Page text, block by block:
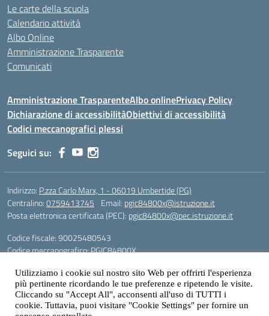
Le carte della scuola
Calendario attività
Albo Online
Amministrazione Trasparente
Comunicati
Amministrazione TrasparenteAlbo onlinePrivacy Policy
Dichiarazione di accessibilitàObiettivi di accessibilità
Codici meccanografici plessi
Seguici su:
Indirizzo: P.zza Carlo Marx, 1 - 06019 Umbertide (PG)
Centralino:0759413745 Email: pgic84800x@istruzione.it
Posta elettronica certificata (PEC): pgic84800x@pec.istruzione.it
Codice fiscale: 90025480543
Codice meccanografico:PGIC84800X
Gestione sito web: prof. Paolo Chitarrai
Utilizziamo i cookie sul nostro sito Web per offrirti l'esperienza
più pertinente ricordando le tue preferenze e ripetendo le visite.
Cliccando su "Accept All", acconsenti all'uso di TUTTI i
cookie. Tuttavia, puoi visitare "Cookie Settings" per fornire un